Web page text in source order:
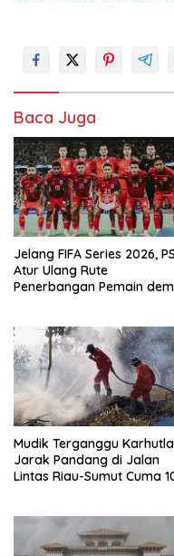
Baca Juga
Jelang FIFA Series 2026,
Atur Ulang Rute
Penerbangan Pemain
Mudik Terganggu
Jarak Pandang di Jalan
Lintas Riau-Sumut Cuma